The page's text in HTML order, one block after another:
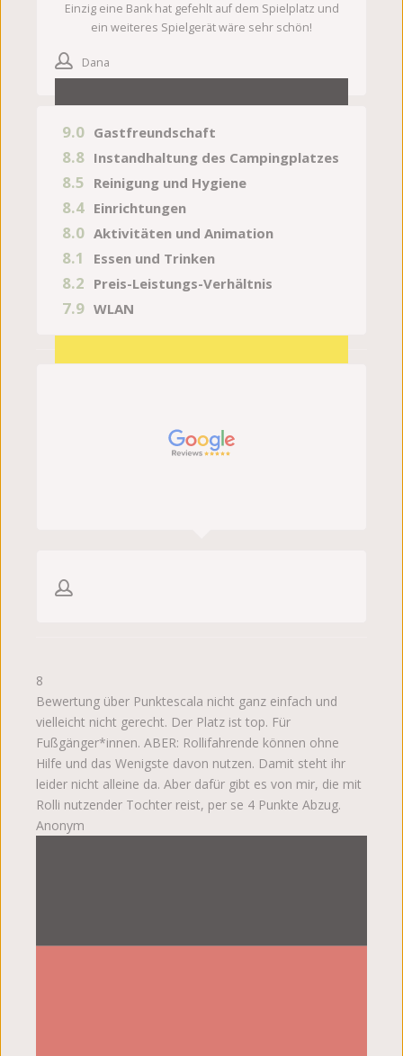
Einzig eine Bank hat gefehlt auf dem Spielplatz und
ein weiteres Spielgerät wäre sehr schön!
Dana
Gastfreundschaft
9.0
Instandhaltung des Campingplatzes
8.8
Reinigung und Hygiene
8.5
Einrichtungen
8.4
Aktivitäten und Animation
8.0
Essen und Trinken
8.1
Preis-Leistungs-Verhältnis
8.2
WLAN
7.9
8
Bewertung über Punktescala nicht ganz einfach und
vielleicht nicht gerecht. Der Platz ist top. Für
Fußgänger*innen. ABER: Rollifahrende können ohne
Hilfe und das Wenigste davon nutzen. Damit steht ihr
leider nicht alleine da. Aber dafür gibt es von mir, die mit
Rolli nutzender Tochter reist, per se 4 Punkte Abzug.
Anonym